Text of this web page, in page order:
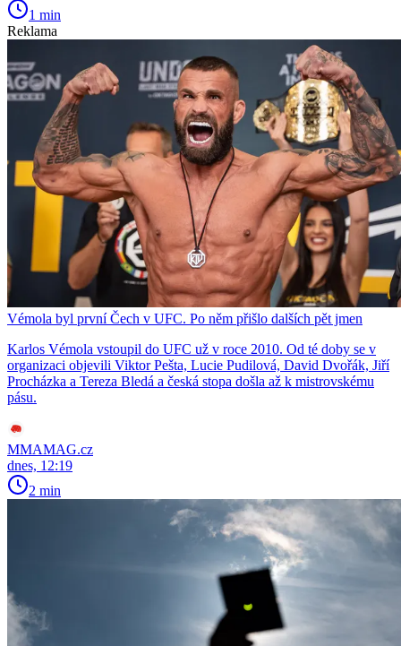
1 min
Reklama
Vémola byl první Čech v UFC. Po něm přišlo dalších pět jmen
Karlos Vémola vstoupil do UFC už v roce 2010. Od té doby se v
organizaci objevili Viktor Pešta, Lucie Pudilová, David Dvořák, Jiří
Procházka a Tereza Bledá a česká stopa došla až k mistrovskému
pásu.
MMAMAG.cz
dnes, 12:19
2 min